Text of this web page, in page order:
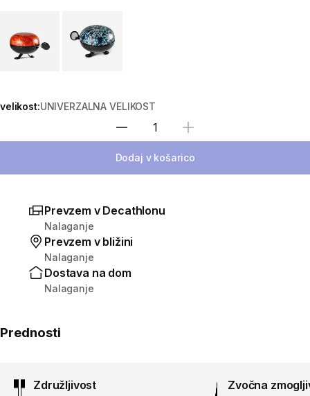
velikost:UNIVERZALNA VELIKOST
Izberite količino
Dodaj v košarico
Prevzem v Decathlonu
Nalaganje
Prevzem v bližini
Nalaganje
Dostava na dom
Nalaganje
Prednosti
Združljivost Zvočna